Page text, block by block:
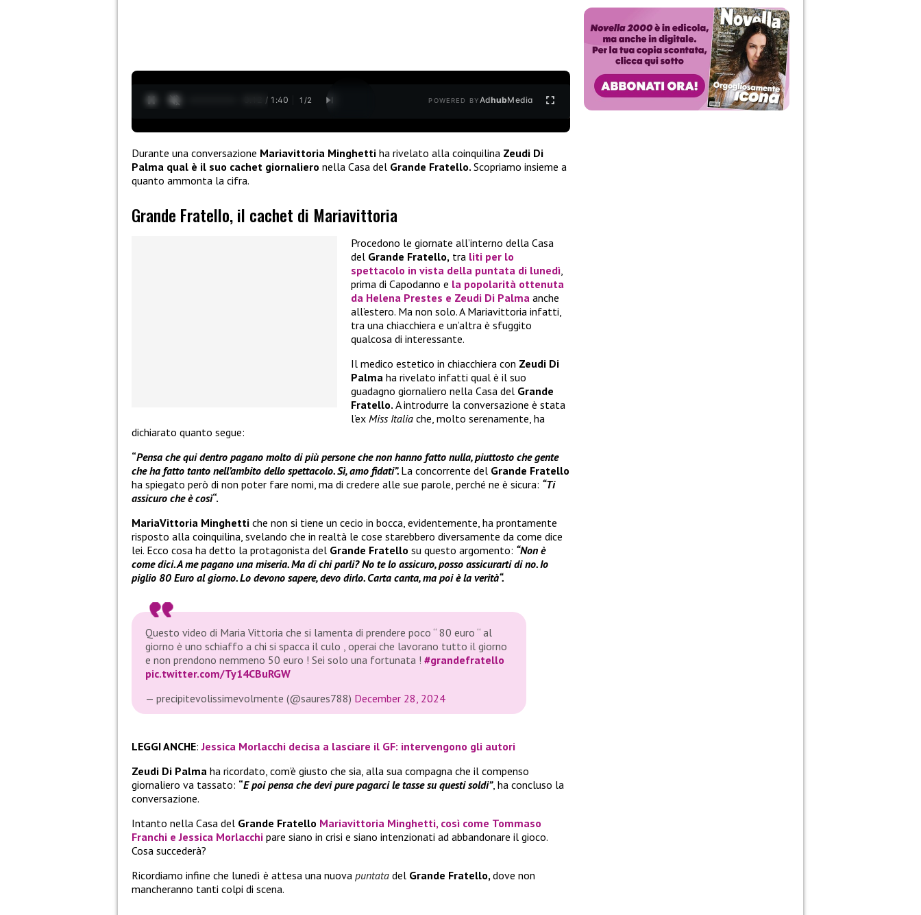
0:13 / 1:40 1 /2 POWERED BYAdhubMedia
Durante una conversazione Mariavittoria Minghetti ha rivelato alla coinquilina Zeudi Di
Palma qual è il suo cachet giornaliero nella Casa del Grande Fratello. Scopriamo insieme a
quanto ammonta la cifra.
Grande Fratello, il cachet di Mariavittoria
Procedono le giornate all’interno della Casa
del Grande Fratello, tra liti per lo
spettacolo in vista della puntata di lunedì
prima di Capodanno e la popolarità ottenuta
da Helena Prestes e Zeudi Di Palma anche
all’estero. Ma non solo. A Mariavittoria infatti,
tra una chiacchiera e un’altra è sfuggito
qualcosa di interessante.
Il medico estetico in chiacchiera con Zeudi Di
Palma ha rivelato infatti qual è il suo
guadagno giornaliero nella Casa del Grande
Fratello. A introdurre la conversazione è stata
l’ex Miss Italia che, molto serenamente, ha
dichiarato quanto segue:
“Pensa che qui dentro pagano molto di più persone che non hanno fatto nulla, piuttosto che gente
che ha fatto tanto nell’ambito dello spettacolo. Sì, amo fidati”. La concorrente del Grande Fratello
ha spiegato però di non poter fare nomi, ma di credere alle sue parole, perché ne è sicura: “Ti
assicuro che è così“.
MariaVittoria Minghetti che non si tiene un cecio in bocca, evidentemente, ha prontamente
risposto alla coinquilina, svelando che in realtà le cose starebbero diversamente da come dice
lei. Ecco cosa ha detto la protagonista del Grande Fratello su questo argomento: “Non è
come dici. A me pagano una miseria. Ma di chi parli? No te lo assicuro, posso assicurarti di no. Io
piglio 80 Euro al giorno. Lo devono sapere, devo dirlo. Carta canta, ma poi è la verità“.
Questo video di Maria Vittoria che si lamenta di prendere poco “ 80 euro “ al
giorno è uno schiaffo a chi si spacca il culo , operai che lavorano tutto il giorno
e non prendono nemmeno 50 euro ! Sei solo una fortunata ! #grandefratello
pic.twitter.com/Ty14CBuRGW
— precipitevolissimevolmente (@saures788) December 28, 2024
LEGGI ANCHE:Jessica Morlacchi decisa a lasciare il GF: intervengono gli autori
Zeudi Di Palma ha ricordato, com’è giusto che sia, alla sua compagna che il compenso
giornaliero va tassato: “E poi pensa che devi pure pagarci le tasse su questi soldi”, ha concluso la
conversazione.
Intanto nella Casa del Grande Fratello Mariavittoria Minghetti, così come Tommaso
Franchi eJessica Morlacchi pare siano in crisi e siano intenzionati ad abbandonare il gioco.
Cosa succederà?
Ricordiamo infine che lunedì è attesa una nuova puntata del Grande Fratello, dove non
mancheranno tanti colpi di scena.